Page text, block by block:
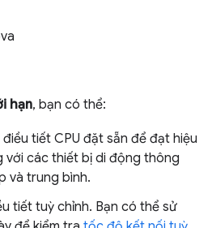
hạn, bạn có thể:
tiết CPU đặt sẵn để đạt hiệu
các thiết bị di động thông
và trung bình.
tiết tuỳ chỉnh. Bạn có thể sử